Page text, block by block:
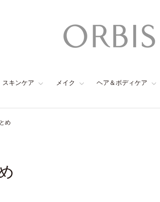
スキンケア メイク ヘア＆ボディケア
め